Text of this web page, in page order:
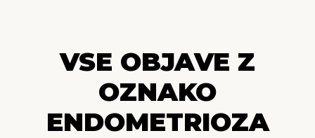
VSE OBJAVE Z
OZNAKO
ENDOMETRIOZA